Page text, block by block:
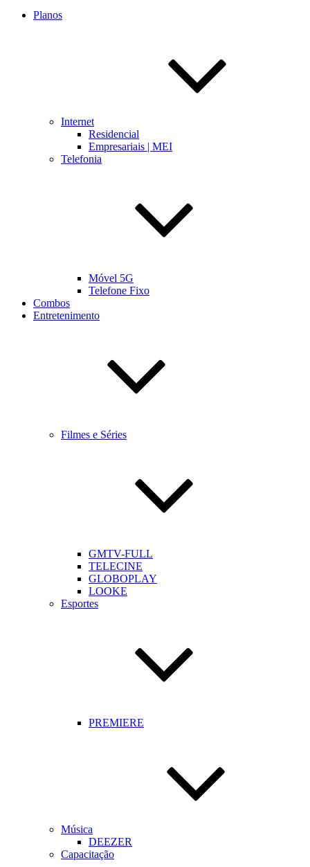
Planos
Internet
Residencial
Empresariais | MEI
Telefonia
Móvel 5G
Telefone Fixo
Combos
Entretenimento
Filmes e Séries
GMTV-FULL
TELECINE
GLOBOPLAY
LOOKE
Esportes
PREMIERE
Música
DEEZER
Capacitação